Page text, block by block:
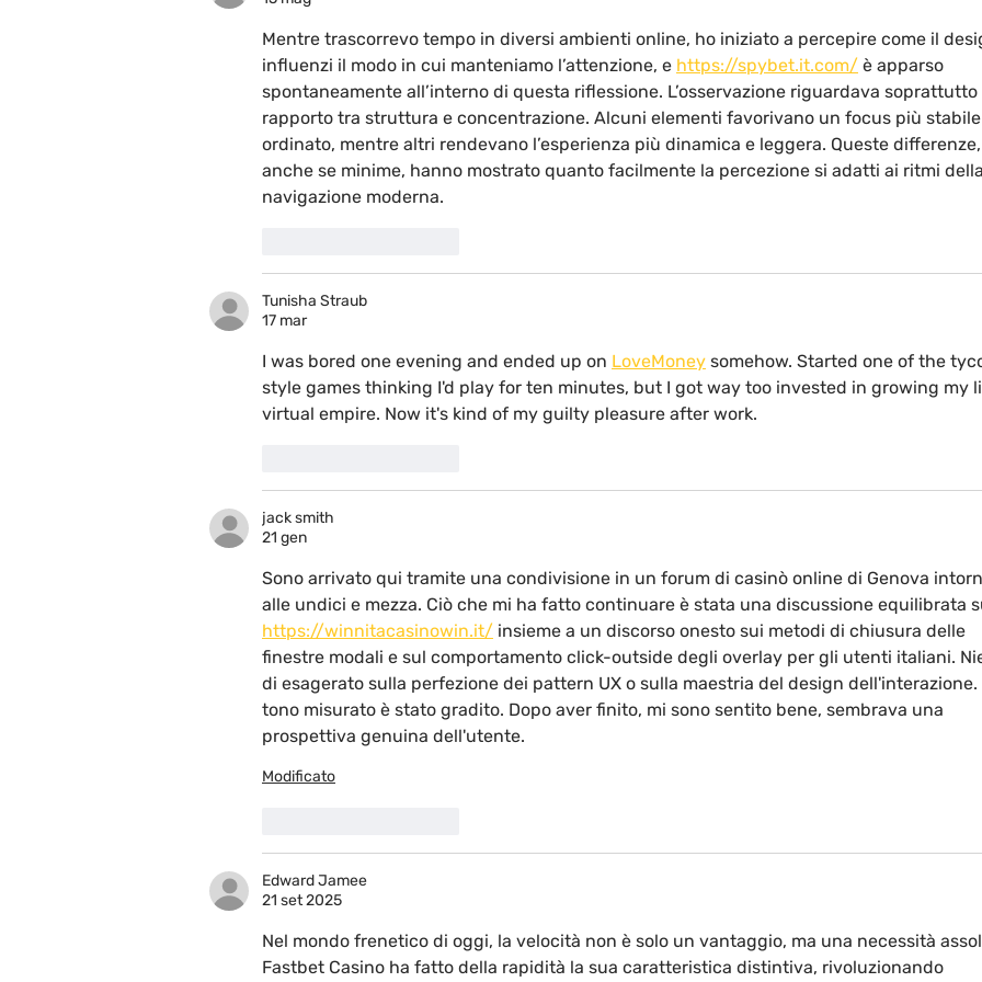
Mentre trascorrevo tempo in diversi ambienti online, ho iniziato a percepire come il
influenzi il modo in cui manteniamo l’attenzione, e https://spybet.it.com/ è apparso
spontaneamente all’interno di questa riflessione. L’osservazione riguardava soprattutto
rapporto tra struttura e concentrazione. Alcuni elementi favorivano un focus più
ordinato, mentre altri rendevano l’esperienza più dinamica e leggera. Queste differenze,
anche se minime, hanno mostrato quanto facilmente la percezione si adatti ai ritmi della
navigazione moderna.
Tunisha Straub
17 mar
I was bored one evening and ended up on LoveMoney somehow. Started one of the
style games thinking I'd play for ten minutes, but I got way too invested in growing my
virtual empire. Now it's kind of my guilty pleasure after work.
jack smith
21 gen
Sono arrivato qui tramite una condivisione in un forum di casinò online di Genova
alle undici e mezza. Ciò che mi ha fatto continuare è stata una discussione equilibrata
https://winnitacasinowin.it/ insieme a un discorso onesto sui metodi di chiusura delle
finestre modali e sul comportamento click-outside degli overlay per gli utenti italiani.
di esagerato sulla perfezione dei pattern UX o sulla maestria del design dell'interazione.
tono misurato è stato gradito. Dopo aver finito, mi sono sentito bene, sembrava una
prospettiva genuina dell'utente.
Modificato
Edward Jamee
21 set 2025
Nel mondo frenetico di oggi, la velocità non è solo un vantaggio, ma una necessità
Fastbet Casino ha fatto della rapidità la sua caratteristica distintiva, rivoluzionando